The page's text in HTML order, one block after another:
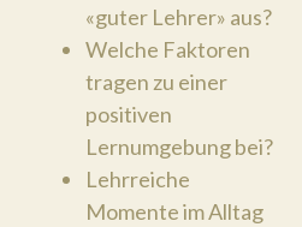
«guter Lehrer» aus?
Welche Faktoren
tragen zu einer
positiven
Lernumgebung bei?
Lehrreiche
Momente im Alltag